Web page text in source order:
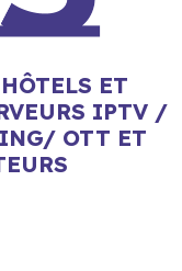
ET
IPTV /
OTT ET